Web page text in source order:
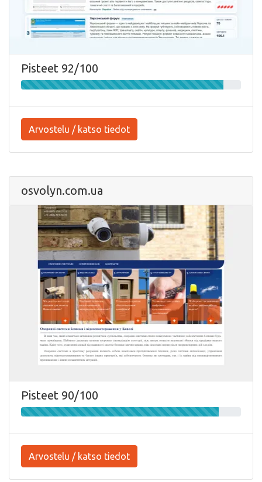
Pisteet 92/100
Arvostelu / katso tiedot
osvolyn.com.ua
Pisteet 90/100
Arvostelu / katso tiedot